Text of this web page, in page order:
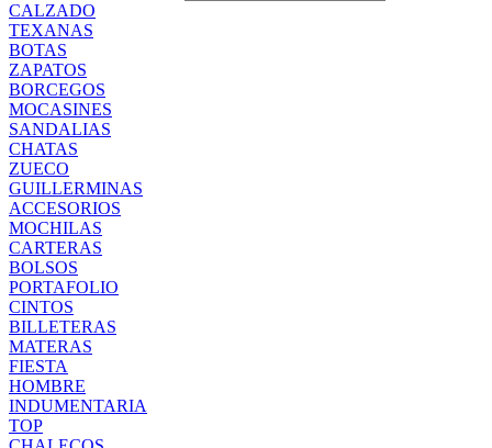
CALZADO
TEXANAS
BOTAS
ZAPATOS
BORCEGOS
MOCASINES
SANDALIAS
CHATAS
ZUECO
GUILLERMINAS
ACCESORIOS
MOCHILAS
CARTERAS
BOLSOS
PORTAFOLIO
CINTOS
BILLETERAS
MATERAS
FIESTA
HOMBRE
INDUMENTARIA
TOP